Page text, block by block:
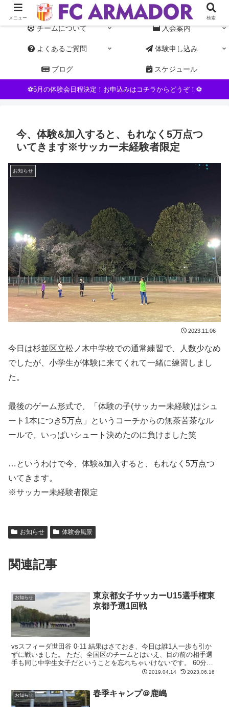
東京都杉並区NPO運営の女子サッカーチーム。初心者・未経験者歓迎
チームについて 入会案内
よくあるご質問 体験申し込み
ブログ スケジュール
⚽5月の体験会日程決定！お申込みはコチラからどうぞ！⚽
今、体験&加入すると、もれなく5万点つ
いてきます※サッカー未経験者限定
お知らせ
2023.11.06
今日は杉並区立松ノ木中学校での通常練習で、人数少なめ
でしたが、小学生が体験に来てくれて一緒に練習しまし
た。
最後のゲーム形式で、「体験の子(サッカー未経験)はシュ
ート1本につき5万点」というコーチからの無茶苦茶なル
ールで、いっぱいシュート決めたのに負けました笑
…というわけで今、体験&加入すると、もれなく5万点つ
いてきます。
※サッカー未経験者限定
お知らせ 体験会風景
関連記事
お知らせ
東京都女子サッカーU15選手権東
京都予選1回戦
vsスフィーダ世田谷 0-11 結果はさておき、今日は誰1人一歩も引か
ずに戦いました。 ただ、全国区のチームとはいえ、目の前の相手選
手も同じ中学生女子だということを忘れちゃいけないです。 60分間
フルパワーで攻め続けてくれた対戦相手から何を...
2019.04.14 2023.06.16
お知らせ 春季キャンプ＠鹿嶋
メニュー 検索